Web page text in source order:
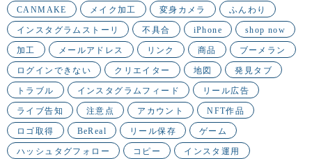
CANMAKE メイク加工 変身カメラ ふんわり
インスタグラムストーリ 不具合 iPhone shop now
加工 メールアドレス リンク 商品 ブーメラン
ログインできない クリエイター 地図 発見タブ
トラブル インスタグラムフィード リール広告
ライブ告知 注意点 アカウント NFT作品
ロゴ取得 BeReal リール保存 ゲーム
ハッシュタグフォロー コピー インスタ運用